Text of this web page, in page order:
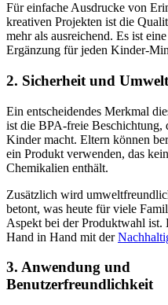
Für einfache Ausdrucke von
kreativen Projekten ist die
mehr als ausreichend. Es ist
Ergänzung für jeden Kinder-
2. Sicherheit und
Ein entscheidendes Merkmal
ist die BPA-freie Beschichtung,
Kinder macht. Eltern können
ein Produkt verwenden, das
Chemikalien enthält.
Zusätzlich wird
betont, was heute für viele
Aspekt bei der Produktwahl ist.
Hand in Hand mit der
3. Anwendung und
Benutzerfreundlichkeit